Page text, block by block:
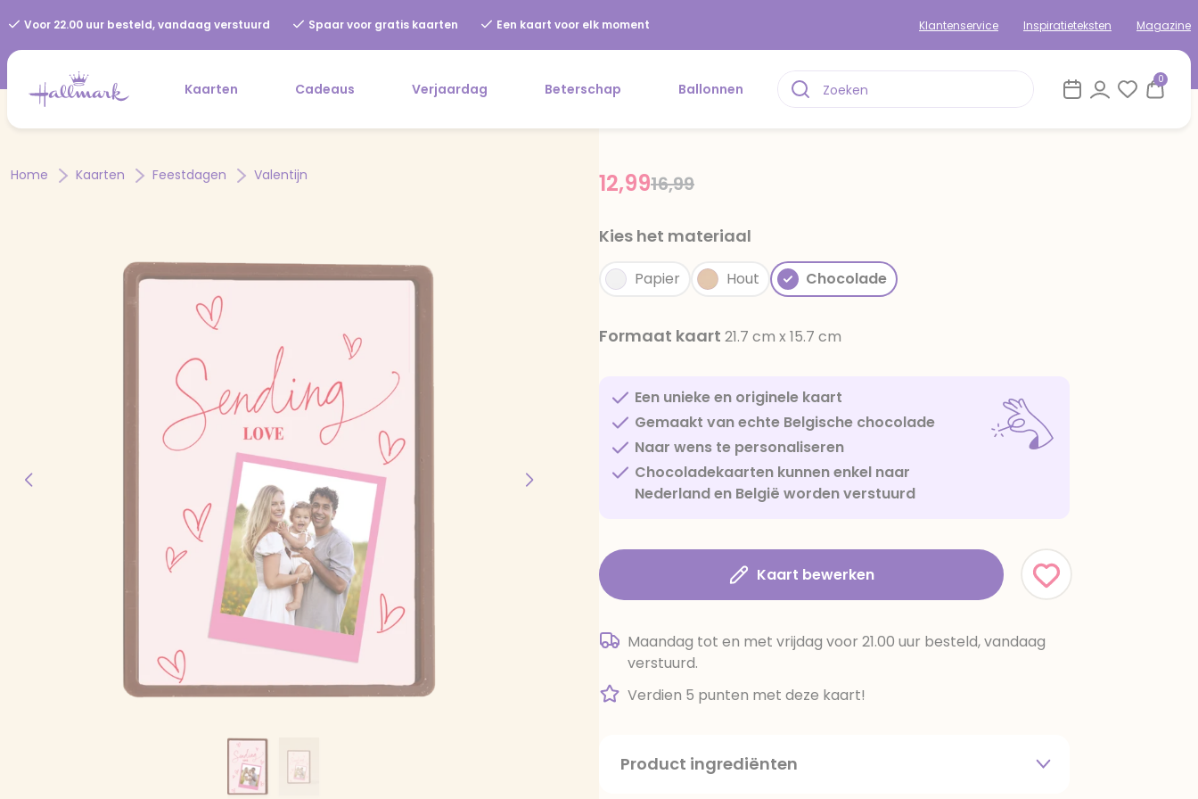
Voor 22.00 uur besteld, vandaag verstuurd Spaar voor gratis kaarten Een kaart voor elk moment Klantenservice Inspiratieteksten Magazine
Kaarten Cadeaus Verjaardag Beterschap Ballonnen
0
Home Kaarten Feestdagen Valentijn Price reduced from
16,99to
12,99
Kies het materiaal
Papier Hout Chocolade
Formaat kaart 21.7 cm x 15.7 cm
Een unieke en originele kaart
Gemaakt van echte Belgische chocolade
Naar wens te personaliseren
Chocoladekaarten kunnen enkel naar
Nederland en België worden verstuurd
Kaart bewerken
Maandag tot en met vrijdag voor 21.00 uur besteld, vandaag
verstuurd.
Verdien 5 punten met deze kaart!
Product ingrediënten